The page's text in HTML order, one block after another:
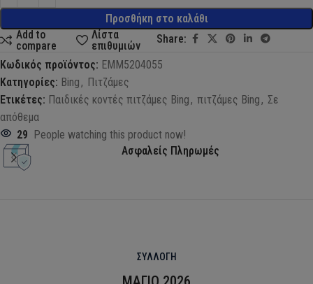
Προσθήκη στο καλάθι
Add to
compare
Λίστα
επιθυμιών
Share:
Κωδικός προϊόντος: EMM5204055
Κατηγορίες: Bing , Πιτζάμες
Ετικέτες: Παιδικές κοντές πιτζάμες Bing , πιτζάμες Bing , Σε
απόθεμα
29 People watching this product now!
Ασφαλείς Πληρωμές
ΣΥΛΛΟΓΗ